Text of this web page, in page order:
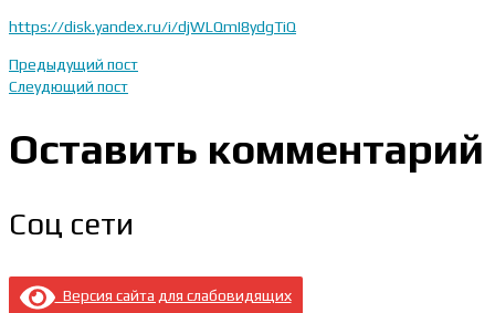
https://disk.yandex.ru/i/djWLQmI8ydgTiQ
Предыдущий пост
Слеудющий пост
Оставить комментарий
Соц сети
Версия сайта для слабовидящих